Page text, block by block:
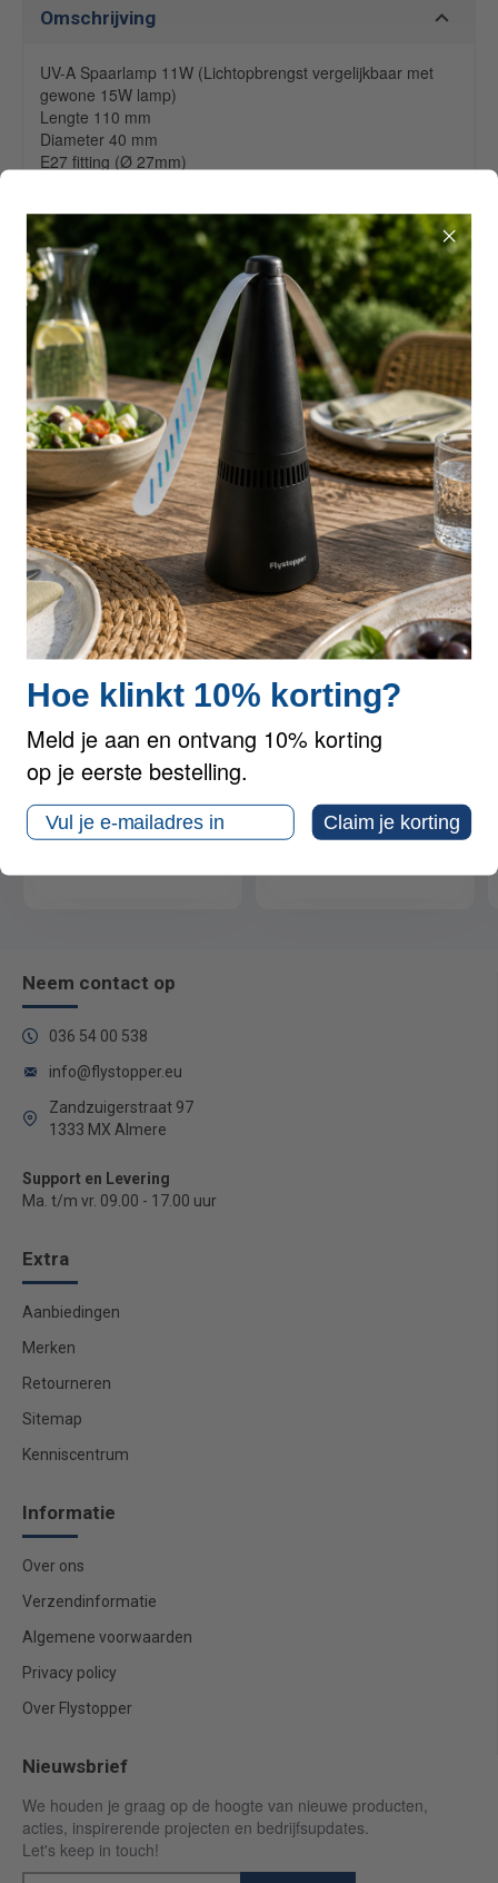
Omschrijving
UV-A Spaarlamp 11W (Lichtopbrengst vergelijkbaar met
gewone 15W lamp)
Lengte 110 mm
Diameter 40 mm
E27 fitting (Ø 27mm)
Specificaties
Reviews
ANDERE MENSEN KOCHTEN OOK
Kleefplaten
Flystopper GB9 set
6 stuks
€ 6,95
inclusief btw
UV lamp gebogen -
9 Watt tbv
Flystopper GB9
€ 6,95
inclusief btw
Neem contact op
036 54 00 538
info@flystopper.eu
Zandzuigerstraat 97
1333 MX Almere
Support en Levering
Ma. t/m vr. 09.00 - 17.00 uur
Extra
Aanbiedingen
Merken
Retourneren
Sitemap
Kenniscentrum
Informatie
Over ons
Verzendinformatie
Algemene voorwaarden
Privacy policy
Over Flystopper
Nieuwsbrief
We houden je graag op de hoogte van nieuwe producten,
acties, inspirerende projecten en bedrijfsupdates.
Let's keep in touch!
Hoe klinkt 10% korting?
Meld je aan en ontvang 10% korting
op je eerste bestelling.
Email Claim je korting